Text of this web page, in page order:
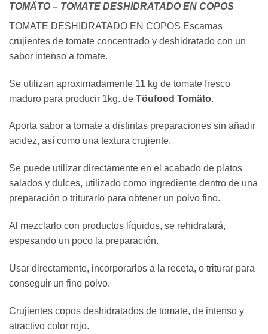
TOMÄTO – TOMATE DESHIDRATADO EN COPOS
TOMATE DESHIDRATADO EN COPOS Escamas
crujientes de tomate concentrado y deshidratado con un
sabor intenso a tomate.
Se utilizan aproximadamente 11 kg de tomate fresco
maduro para producir 1kg. de Töufood Tomäto.
Aporta sabor a tomate a distintas preparaciones sin añadir
acidez, así como una textura crujiente.
Se puede utilizar directamente en el acabado de platos
salados y dulces, utilizado como ingrediente dentro de una
preparación o triturarlo para obtener un polvo fino.
Al mezclarlo con productos líquidos, se rehidratará,
espesando un poco la preparación.
Usar directamente, incorporarlos a la receta, o triturar para
conseguir un fino polvo.
Crujientes copos deshidratados de tomate, de intenso y
atractivo color rojo.